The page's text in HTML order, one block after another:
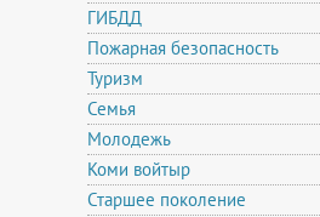
ГИБДД
Пожарная безопасность
Туризм
Семья
Молодежь
Коми войтыр
Старшее поколение